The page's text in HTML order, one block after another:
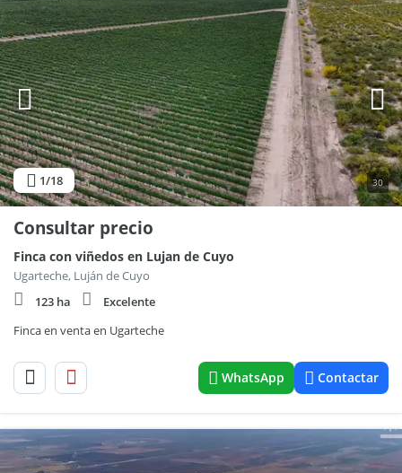
1/18 30
Consultar precio
Finca con viñedos en Lujan de Cuyo
Ugarteche, Luján de Cuyo
123 ha
Excelente
Finca en venta en Ugarteche
WhatsApp Contactar